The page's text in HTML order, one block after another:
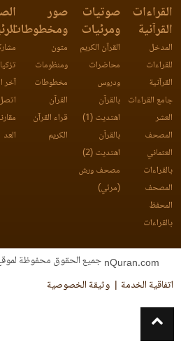
القراءات
القرآنية
المدخل
للقراءات
القرآنية
جامع القراءات
العشر
المصحف
العثماني
بالقراءات
المصحف
المحفظ
بالقراءات
صوتيات
ومرئيات
القرآن الكريم
محاضرات
ودروس
بالقرآن
اهتديت (1)
بالقرآن
اهتديت (2)
مصحف ورش
(مرئي)
صور
ومخطوطات
متون
ومنظومات
مخطوطات
القرآن
قراء القرآن
الكريم
آخر
العد
جميع الحقوق محفوظة لموقع ن
اتفاقية الخدمة
وثيقة الخصوصية